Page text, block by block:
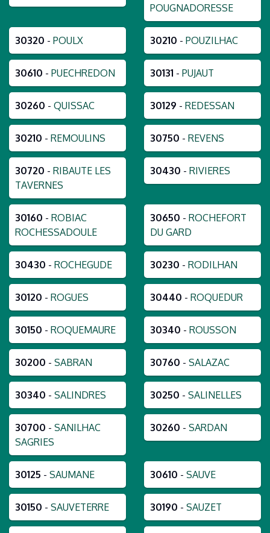
POUGNADORESSE
30320 - POULX 30210 - POUZILHAC
30610 - PUECHREDON 30131 - PUJAUT
30260 - QUISSAC 30129 - REDESSAN
30210 - REMOULINS 30750 - REVENS
30720 - RIBAUTE LES
TAVERNES
30430 - RIVIERES
30160 - ROBIAC
ROCHESSADOULE
30650 - ROCHEFORT
DU GARD
30430 - ROCHEGUDE 30230 - RODILHAN
30120 - ROGUES 30440 - ROQUEDUR
30150 - ROQUEMAURE 30340 - ROUSSON
30200 - SABRAN 30760 - SALAZAC
30340 - SALINDRES 30250 - SALINELLES
30700 - SANILHAC
SAGRIES
30260 - SARDAN
30125 - SAUMANE 30610 - SAUVE
30150 - SAUVETERRE 30190 - SAUZET